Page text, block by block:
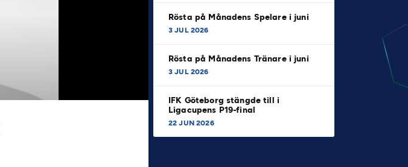
Rösta på Månadens Spelare i juni
3 JUL 2026
Rösta på Månadens Tränare i juni
3 JUL 2026
IFK Göteborg stängde till i
Ligacupens P19-final
22 JUN 2026